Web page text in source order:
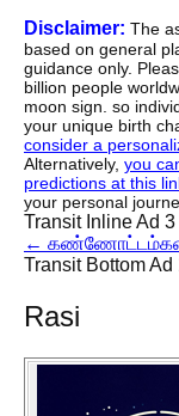
Disclaimer: The
based on general
guidance only.
billion people
moon sign. so
your unique birth
consider a
Alternatively, you
predictions at this
your personal
Transit Inline Ad 3
← கண்ணோட்டம்
Transit Bottom Ad
Rasi